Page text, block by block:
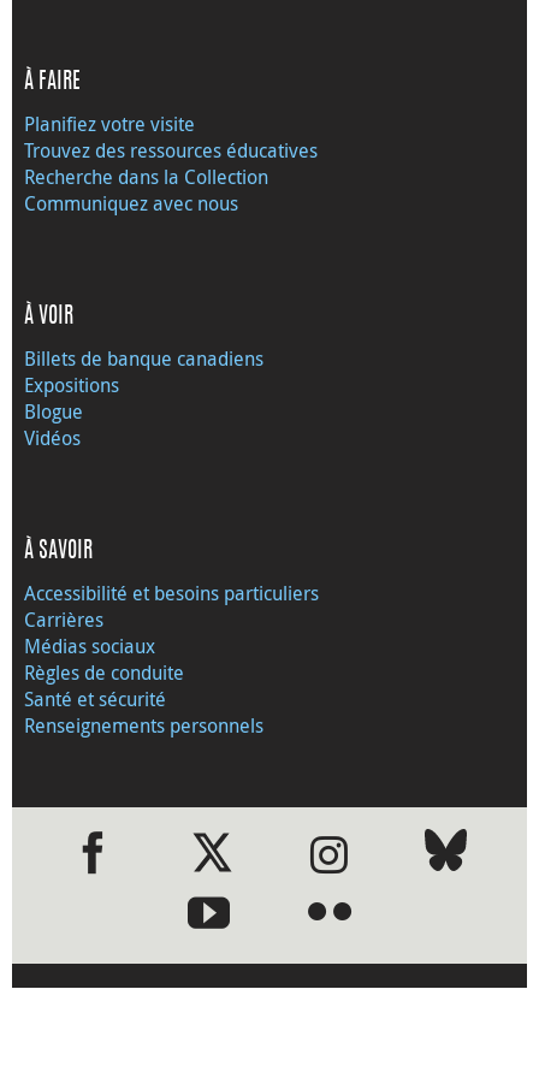
À FAIRE
Planifiez votre visite
Trouvez des ressources éducatives
Recherche dans la Collection
Communiquez avec nous
À VOIR
Billets de banque canadiens
Expositions
Blogue
Vidéos
À SAVOIR
Accessibilité et besoins particuliers
Carrières
Médias sociaux
Règles de conduite
Santé et sécurité
Renseignements personnels
●●